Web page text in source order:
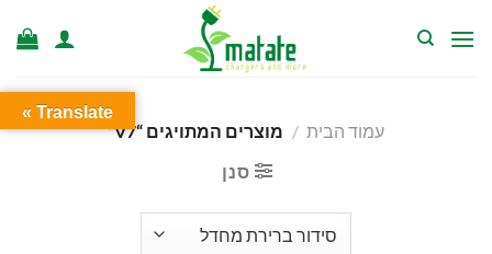
עמוד הבית / מוצרים המתויגים “V7”
סנן
Translate »